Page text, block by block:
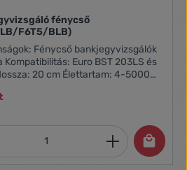
a gombokat a
mennyiséget, vagy
fénycső
F6T5/BLB)
bankjegyvizsgálók
Adja